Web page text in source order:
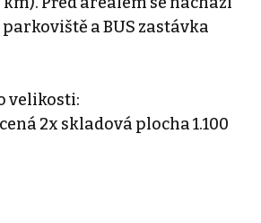
a BUS zastávka
velikosti:
2x skladová plocha 1.100